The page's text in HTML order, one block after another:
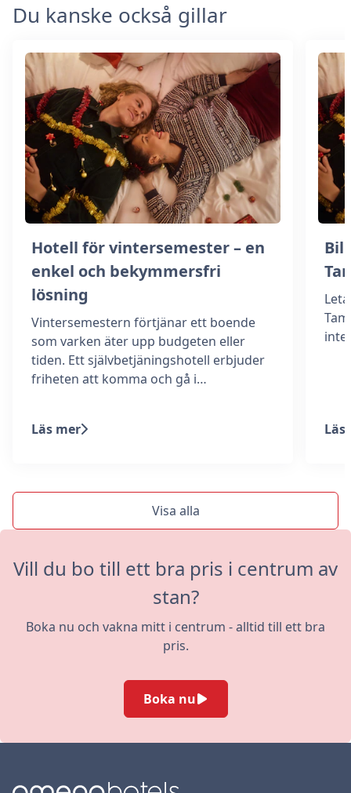
Du kanske också gillar
Hotell för vintersemester – en
enkel och bekymmersfri
lösning
Vintersemestern förtjänar ett boende
som varken äter upp budgeten eller
tiden. Ett självbetjäningshotell erbjuder
friheten att komma och gå i…
Läs mer
inte
Läs
Visa alla
Vill du bo till ett bra pris i centrum av
stan?
Boka nu och vakna mitt i centrum - alltid till ett bra
pris.
Boka nu